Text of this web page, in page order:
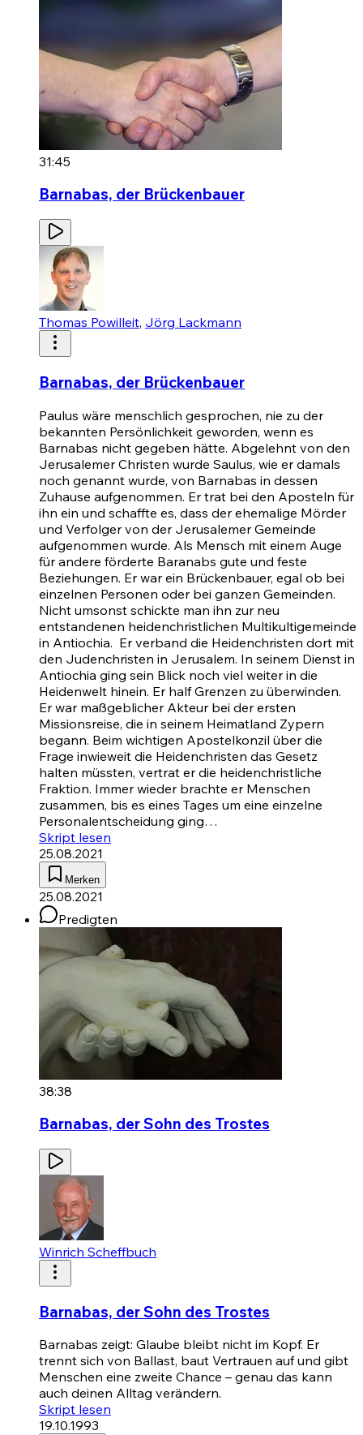
31:45
Barnabas, der Brückenbauer
Thomas Powilleit, Jörg Lackmann
Barnabas, der Brückenbauer
Paulus wäre menschlich gesprochen, nie zu der
bekannten Persönlichkeit geworden, wenn es
Barnabas nicht gegeben hätte. Abgelehnt von den
Jerusalemer Christen wurde Saulus, wie er damals
noch genannt wurde, von Barnabas in dessen
Zuhause aufgenommen. Er trat bei den Aposteln für
ihn ein und schaffte es, dass der ehemalige Mörder
und Verfolger von der Jerusalemer Gemeinde
aufgenommen wurde. Als Mensch mit einem Auge
für andere förderte Baranabs gute und feste
Beziehungen. Er war ein Brückenbauer, egal ob bei
einzelnen Personen oder bei ganzen Gemeinden.
Nicht umsonst schickte man ihn zur neu
entstandenen heidenchristlichen Multikultigemeinde
in Antiochia. Er verband die Heidenchristen dort mit
den Judenchristen in Jerusalem. In seinem Dienst in
Antiochia ging sein Blick noch viel weiter in die
Heidenwelt hinein. Er half Grenzen zu überwinden.
Er war maßgeblicher Akteur bei der ersten
Missionsreise, die in seinem Heimatland Zypern
begann. Beim wichtigen Apostelkonzil über die
Frage inwieweit die Heidenchristen das Gesetz
halten müssten, vertrat er die heidenchristliche
Fraktion. Immer wieder brachte er Menschen
zusammen, bis es eines Tages um eine einzelne
Personalentscheidung ging…
Skript lesen
25.08.2021
Merken
25.08.2021
Predigten
38:38
Barnabas, der Sohn des Trostes
Winrich Scheffbuch
Barnabas, der Sohn des Trostes
Barnabas zeigt: Glaube bleibt nicht im Kopf. Er
trennt sich von Ballast, baut Vertrauen auf und gibt
Menschen eine zweite Chance – genau das kann
auch deinen Alltag verändern.
Skript lesen
19.10.1993